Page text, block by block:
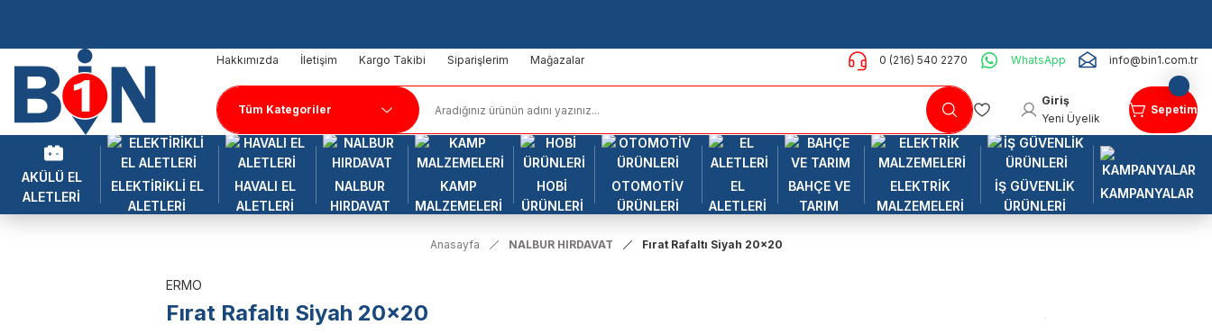
Hakkımızda İletişim Kargo Takibi Siparişlerim Mağazalar 0 (216) 540 2270 WhatsApp info@bin1.com.tr
Giriş
Yeni Üyelik
Sepetim
AKÜLÜ EL
ALETLERİ
ELEKTİRİKLİ EL
ALETLERİ
HAVALI EL
ALETLERİ
NALBUR
HIRDAVAT
KAMP
MALZEMELERİ
HOBİ
ÜRÜNLERİ
OTOMOTİV
ÜRÜNLERİ
EL
ALETLERİ
BAHÇE VE
TARIM
ELEKTRİK
MALZEMELERİ
İŞ GÜVENLİK
ÜRÜNLERİ
KAMPANYALAR
Anasayfa NALBUR HIRDAVAT Fırat Rafaltı Siyah 20x20
ERMO
Fırat Rafaltı Siyah 20x20